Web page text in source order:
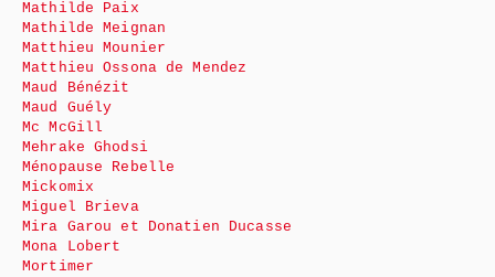
Mathilde Paix
Mathilde Meignan
Matthieu Mounier
Matthieu Ossona de Mendez
Maud Bénézit
Maud Guély
Mc McGill
Mehrake Ghodsi
Ménopause Rebelle
Mickomix
Miguel Brieva
Mira Garou et Donatien Ducasse
Mona Lobert
Mortimer